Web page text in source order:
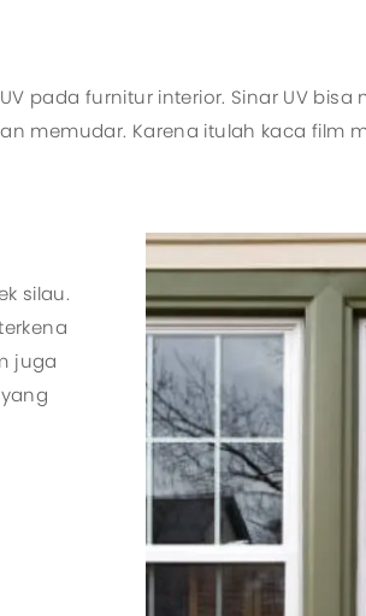
pada furnitur interior. Sinar UV
memudar. Karena itulah kaca film
silau.
juga